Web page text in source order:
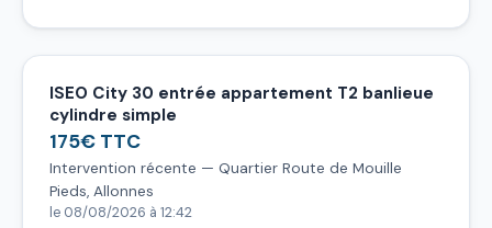
ISEO City 30 entrée appartement T2 banlieue
cylindre simple
175€ TTC
Intervention récente — Quartier Route de Mouille
Pieds, Allonnes
le 08/08/2026 à 12:42